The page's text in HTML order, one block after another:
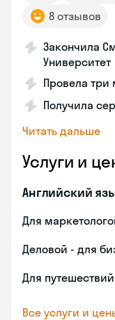
8 отзывов
Закончила
Университет
Провела
Получила
Читать дальше
Услуги и
Английский
Для
Деловой - для
Для путешествий
Все услуги и